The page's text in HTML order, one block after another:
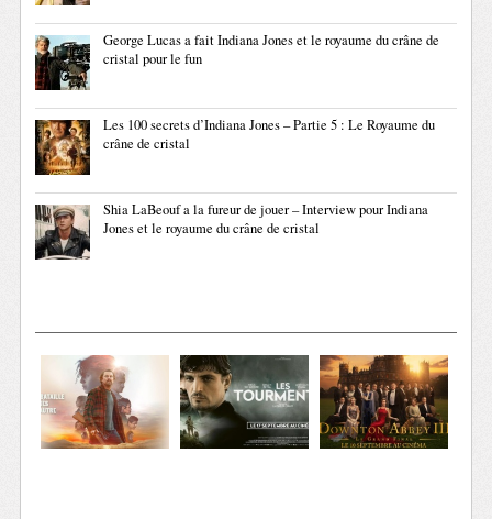
George Lucas a fait Indiana Jones et le royaume du crâne de
cristal pour le fun
Les 100 secrets d’Indiana Jones – Partie 5 : Le Royaume du
crâne de cristal
Shia LaBeouf a la fureur de jouer – Interview pour Indiana
Jones et le royaume du crâne de cristal